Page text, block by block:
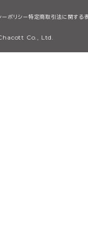
ーポリシー 特定商取引法に関する
Co., Ltd.